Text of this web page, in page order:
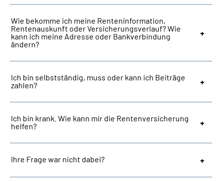
Wie bekomme ich meine Renteninformation,
Rentenauskunft oder Versicherungsverlauf? Wie
kann ich meine Adresse oder Bankverbindung
ändern?
Ich bin selbstständig, muss oder kann ich Beiträge
zahlen?
Ich bin krank. Wie kann mir die Rentenversicherung
helfen?
Ihre Frage war nicht dabei?